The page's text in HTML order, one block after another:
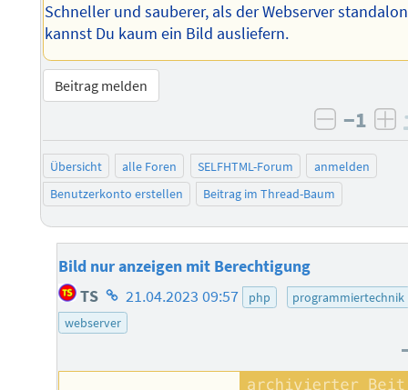
Schneller und sauberer, als der Webserver
kannst Du kaum ein Bild ausliefern.
Beitrag melden
negativ
−1
Übersicht alle Foren SELFHTML-Forum
anmelden
Benutzerkonto erstellen
Beitrag im Thread-Baum
Bild nur anzeigen mit Berechtigung
TS Homepage
des
21.04.2023 09:57 php
programmiertechnik
webserver